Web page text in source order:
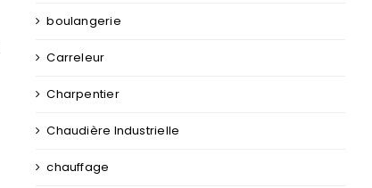
boulangerie
Carreleur
Charpentier
Chaudière Industrielle
chauffage